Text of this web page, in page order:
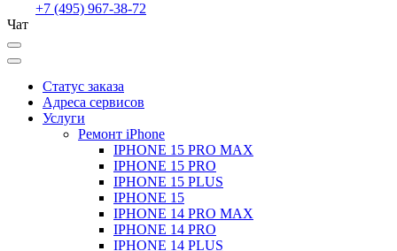
+7 (495) 967-38-72
Чат
Статус заказа
Адреса сервисов
Услуги
Ремонт iPhone
IPHONE 15 PRO MAX
IPHONE 15 PRO
IPHONE 15 PLUS
IPHONE 15
IPHONE 14 PRO MAX
IPHONE 14 PRO
IPHONE 14 PLUS